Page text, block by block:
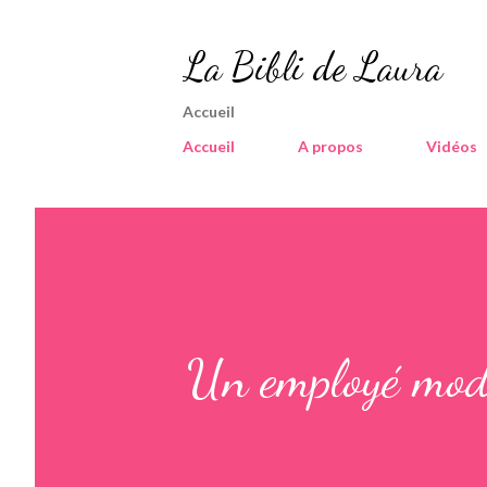
La Bibli de Laura
Accueil
Accueil
A propos Vidéos
Un employé